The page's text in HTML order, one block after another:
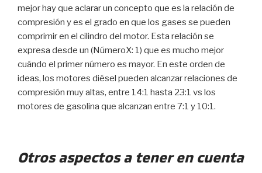
mejor hay que aclarar un concepto que es la relación de
compresión y es el grado en que los gases se pueden
comprimir en el cilindro del motor. Esta relación se
expresa desde un (NúmeroX: 1) que es mucho mejor
cuándo el primer número es mayor. En este orden de
ideas, los motores diésel pueden alcanzar relaciones de
compresión muy altas, entre 14:1 hasta 23:1 vs los
motores de gasolina que alcanzan entre 7:1 y 10:1.
Otros aspectos a tener en cuenta